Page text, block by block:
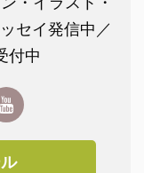
セイ発信中／
付中